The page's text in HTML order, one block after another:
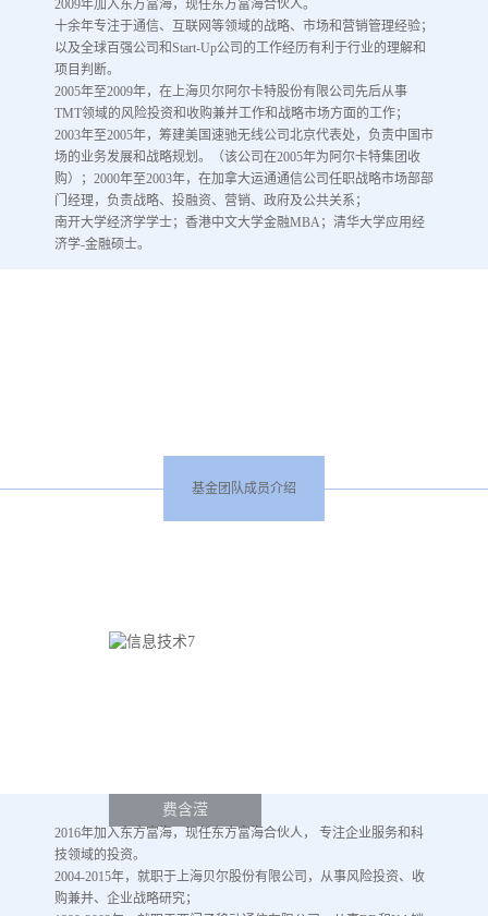
2009年加入东方富海，现任东方富海合伙人。
十余年专注于通信、互联网等领域的战略、市场和营销管理经验；
以及全球百强公司和Start-Up公司的工作经历有利于行业的理解和
项目判断。
2005年至2009年，在上海贝尔阿尔卡特股份有限公司先后从事
TMT领域的风险投资和收购兼并工作和战略市场方面的工作；
2003年至2005年，筹建美国速驰无线公司北京代表处，负责中国市
场的业务发展和战略规划。（该公司在2005年为阿尔卡特集团收
购）；2000年至2003年，在加拿大运通通信公司任职战略市场部部
门经理，负责战略、投融资、营销、政府及公共关系；
南开大学经济学学士；香港中文大学金融MBA；清华大学应用经
济学-金融硕士。
基金团队成员介绍
费含滢
2016年加入东方富海，现任东方富海合伙人， 专注企业服务和科
技领域的投资。
2004-2015年，就职于上海贝尔股份有限公司，从事风险投资、收
购兼并、企业战略研究；